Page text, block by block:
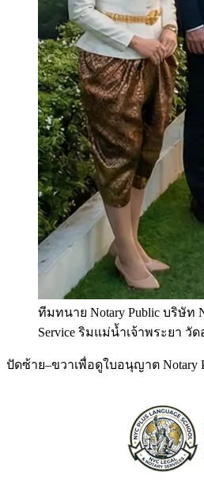
ทีมทนาย Notary Public บริษัท
Service ริมแม่น้ำเจ้าพระยา วั
ปัดซ้าย–ขวาเพื่อดูใบอนุญาต Notary